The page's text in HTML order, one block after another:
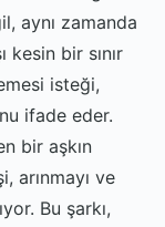
aynı zamanda
bir sınır
isteği,
ifade eder.
bir aşkın
arınmayı ve
Bu şarkı,